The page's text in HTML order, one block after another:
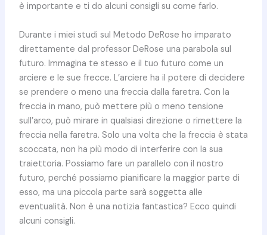
è importante e ti do alcuni consigli su come farlo.
Durante i miei studi sul Metodo DeRose ho imparato
direttamente dal professor DeRose una parabola sul
futuro. Immagina te stesso e il tuo futuro come un
arciere e le sue frecce. L’arciere ha il potere di decidere
se prendere o meno una freccia dalla faretra. Con la
freccia in mano, può mettere più o meno tensione
sull’arco, può mirare in qualsiasi direzione o rimettere la
freccia nella faretra. Solo una volta che la freccia è stata
scoccata, non ha più modo di interferire con la sua
traiettoria. Possiamo fare un parallelo con il nostro
futuro, perché possiamo pianificare la maggior parte di
esso, ma una piccola parte sarà soggetta alle
eventualità. Non è una notizia fantastica? Ecco quindi
alcuni consigli.